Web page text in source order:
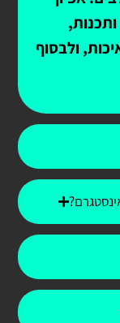
ולבסוף